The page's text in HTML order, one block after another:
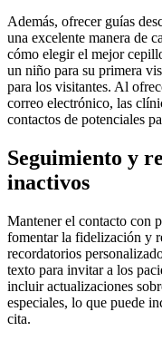
Además, ofrecer guías
una excelente manera de
cómo elegir el mejor
un niño para su primera
para los visitantes. Al
correo electrónico, las
contactos de potenciales
Seguimiento y
inactivos
Mantener el contacto con
fomentar la fidelización y
recordatorios
texto para invitar a los
incluir actualizaciones
especiales, lo que puede
cita.